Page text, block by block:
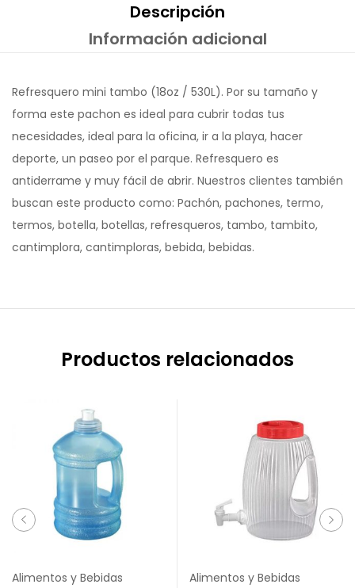
Descripción
Información adicional
Refresquero mini tambo (18oz / 530L). Por su tamaño y
forma este pachon es ideal para cubrir todas tus
necesidades, ideal para la oficina, ir a la playa, hacer
deporte, un paseo por el parque. Refresquero es
antiderrame y muy fácil de abrir. Nuestros clientes también
buscan este producto como: Pachón, pachones, termo,
termos, botella, botellas, refresqueros, tambo, tambito,
cantimplora, cantimploras, bebida, bebidas.
Productos relacionados
Alimentos y Bebidas
Alimentos y Bebidas